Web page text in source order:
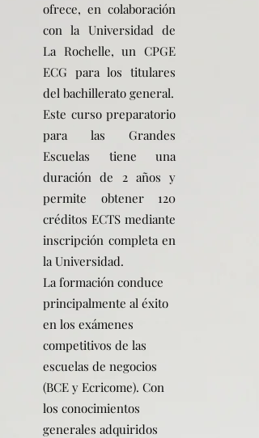
ofrece, en colaboración
con la Universidad de
La Rochelle, un CPGE
ECG para los titulares
del bachillerato general.
Este curso preparatorio
para las Grandes
Escuelas tiene una
duración de 2 años y
permite obtener 120
créditos ECTS mediante
inscripción completa en
la Universidad.
La formación conduce
principalmente al éxito
en los exámenes
competitivos de las
escuelas de negocios
(BCE y Ecricome). Con
los conocimientos
generales adquiridos